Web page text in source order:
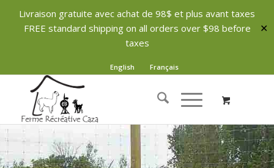
Livraison gratuite avec achat de 98$ et plus avant taxes
FREE standard shipping on all orders over $98 before
taxes
✕
English Français